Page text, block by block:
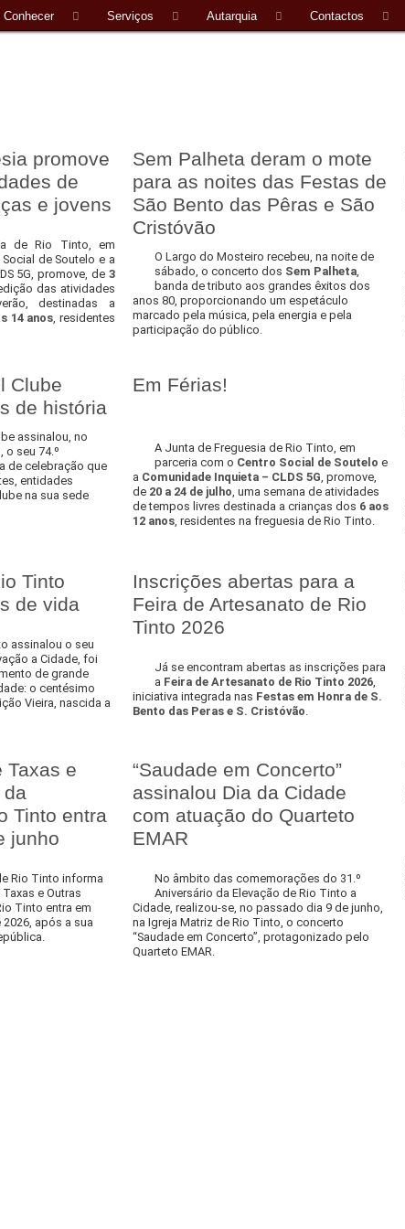
Conhecer Serviços Autarquia Contactos
promove
de
e jovens
de Rio Tinto, em
de Soutelo e a
5G, promove, de 3
das atividades
destinadas a
14 anos , residentes
Sem Palheta deram o mote
para as noites das Festas de
São Bento das Pêras e São
Cristóvão
O Largo do Mosteiro recebeu, na noite de
sábado, o concerto dos Sem Palheta,
banda de tributo aos grandes êxitos dos
anos 80, proporcionando um espetáculo
marcado pela música, pela energia e pela
participação do público.
Clube
de história
assinalou, no
o seu 74.º
de celebração que
entidades
na sua sede
Em Férias!
A Junta de Freguesia de Rio Tinto, em
parceria com o Centro Social de Soutelo e
a Comunidade Inquieta – CLDS 5G , promove,
de 20 a 24 de julho , uma semana de atividades
de tempos livres destinada a crianças dos 6 aos
12 anos, residentes na freguesia de Rio Tinto.
Tinto
de vida
assinalou o seu
a Cidade, foi
de grande
o centésimo
Vieira, nascida a
Inscrições abertas para a
Feira de Artesanato de Rio
Tinto 2026
Já se encontram abertas as inscrições para
a Feira de Artesanato de Rio Tinto 2026,
iniciativa integrada nas Festas em Honra de S.
Bento das Peras e S. Cristóvão
Taxas e
Tinto entra
junho
Rio Tinto informa
e Outras
Tinto entra em
após a sua
“Saudade em Concerto”
assinalou Dia da Cidade
com atuação do Quarteto
EMAR
No âmbito das comemorações do 31.º
Aniversário da Elevação de Rio Tinto a
Cidade, realizou-se, no passado dia 9 de junho,
na Igreja Matriz de Rio Tinto, o concerto
“Saudade em Concerto”, protagonizado pelo
Quarteto EMAR.